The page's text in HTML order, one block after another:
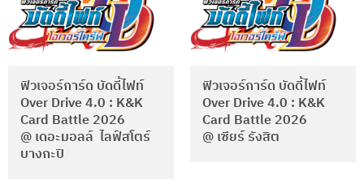
ฟิวเจอร์การ์ด บัดดี้ไฟท์
Over Drive 4.0 : K&K
Card Battle 2026
@ เดอะมอลล์ ไลฟ์สโตร์
บางกะปิ
ฟิวเจอร์การ์ด บัดดี้ไฟท์
Over Drive 4.0 : K&K
Card Battle 2026
@ เซียร์ รังสิต